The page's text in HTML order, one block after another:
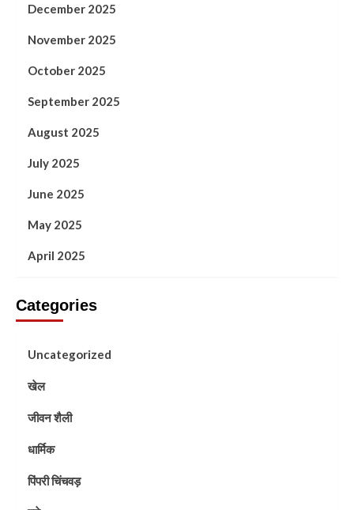
December 2025
November 2025
October 2025
September 2025
August 2025
July 2025
June 2025
May 2025
April 2025
Categories
Uncategorized
खेल
जीवन शैली
धार्मिक
पिंपरी चिंचवड़